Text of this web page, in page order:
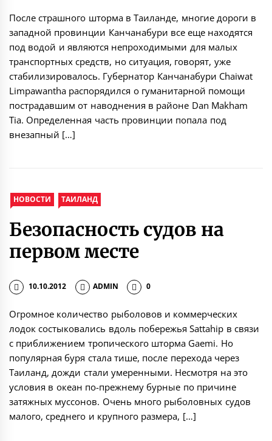
После страшного шторма в Таиланде, многие дороги в
западной провинции Канчанабури все еще находятся
под водой и являются непроходимыми для малых
транспортных средств, но ситуация, говорят, уже
стабилизировалось. Губернатор Канчанабури Chaiwat
Limpawantha распорядился о гуманитарной помощи
пострадавшим от наводнения в районе Dan Makham
Tia. Определенная часть провинции попала под
внезапный […]
НОВОСТИ ТАИЛАНД
Безопасность судов на
первом месте
10.10.2012 ADMIN 0
Огромное количество рыболовов и коммерческих
лодок состыковались вдоль побережья Sattahip в связи
с приближением тропического шторма Gaemi. Но
популярная буря стала тише, после перехода через
Таиланд, дожди стали умеренными. Несмотря на это
условия в океан по-прежнему бурные по причине
затяжных муссонов. Очень много рыболовных судов
малого, среднего и крупного размера, […]